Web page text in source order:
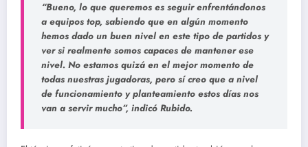
“Bueno, lo que queremos es seguir enfrentándonos
a equipos top, sabiendo que en algún momento
hemos dado un buen nivel en este tipo de partidos y
ver si realmente somos capaces de mantener ese
nivel. No estamos quizá en el mejor momento de
todas nuestras jugadoras, pero sí creo que a nivel
de funcionamiento y planteamiento estos días nos
van a servir mucho”, indicó Rubido.